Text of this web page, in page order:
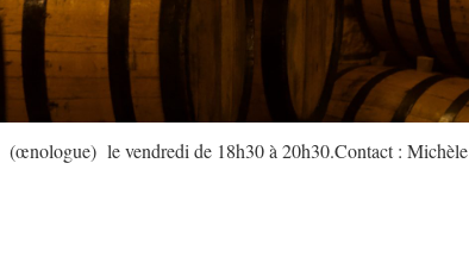
(œnologue) le vendredi de 18h30 à 20h30.Contact : Michèle